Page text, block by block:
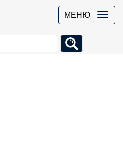
МЕНЮ